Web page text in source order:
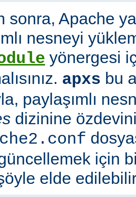
sonra, Apache
nesneyi
yönergesi
apxs bu
paylaşımlı
dizinine
için
elde